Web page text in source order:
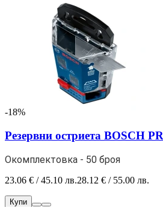
-18%
Резервни остриета BOSCH
Окомплектовка - 50 броя
23.06 € / 45.10 лв.28.12 € / 55.00 лв.
Купи